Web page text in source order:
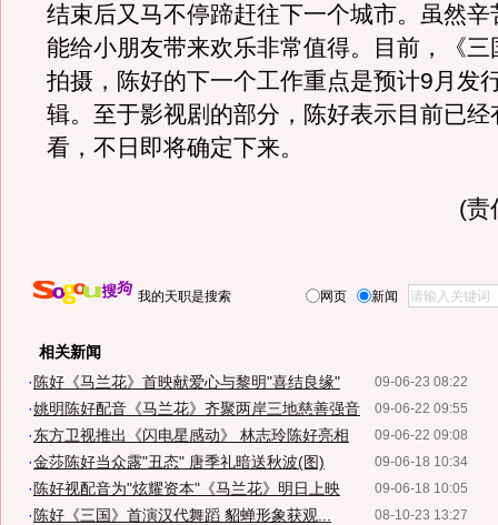
结束后又马不停蹄赶往下一个城市。虽然辛
能给小朋友带来欢乐非常值得。目前，《三
拍摄，陈好的下一个工作重点是预计9月发
辑。至于影视剧的部分，陈好表示目前已经
看，不日即将确定下来。
(责
我的天职是搜索 网页 新闻
相关新闻
09-06-23 08:22
· 陈好《马兰花》首映献爱心与黎明"喜结良缘"
09-06-22 09:55
·姚明陈好配音《马兰花》齐聚两岸三地慈善强音
09-06-22 09:08
·东方卫视推出《闪电星感动》 林志玲陈好亮相
09-06-18 10:34
·金莎陈好当众露"丑态" 唐季礼暗送秋波(图)
09-06-18 10:05
· 陈好视配音为"炫耀资本"《马兰花》明日上映
08-10-23 13:27
· 陈好《三国》首演汉代舞蹈 貂蝉形象获观...